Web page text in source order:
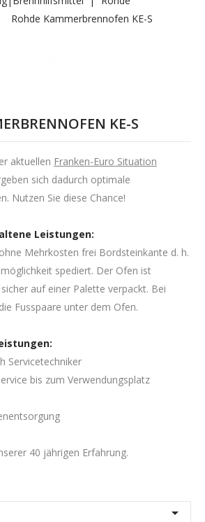
Rohde Kammerbrennofen KE-S
KE-S
aktuellen Franken-Euro Situation
sich dadurch optimale
Nutzen Sie diese Chance!
Leistungen:
Mehrkosten frei Bordsteinkante d. h.
spediert. Der Ofen ist
auf einer Palette verpackt. Bei
Fusspaare unter dem Ofen.
Servicetechniker
bis zum Verwendungsplatz
40 jährigen Erfahrung.
